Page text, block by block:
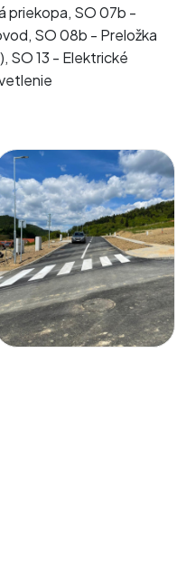
priekopa, SO 07b -
SO 08b - Preložka
SO 13 - Elektrické